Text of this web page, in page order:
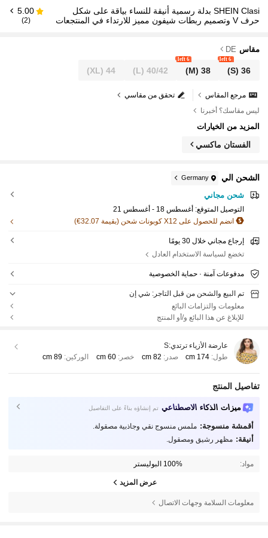
SHEIN Clasi بدلة رسمية أنيقة للنساء بياقة على شكل
حرف V وتصميم ربطات شيفون مميز للارتداء في المنتجعات
5.00
(2)
مقاس DE
36
(S)
6 left
38
(M)
6 left
40/42
(L)
44
(XL)
تحقق من مقاسي
مرجع المقاس
ليس مقاسك؟ أخبرنا
المزيد من الخيارات
الفستان ماكسي
الشحن الي Germany
شحن مجاني
التوصيل المتوقع: أغسطس 18 - أغسطس 21
انضم للحصول على X12 كوبونات شحن (بقيمة 32.07€)
إرجاع مجاني خلال 30 يومًا
تخضع لسياسة الاستخدام العادل
مدفوعات آمنة · حماية الخصوصية
تم البيع والشحن من قبل التاجر: شي إن
معلومات والتزامات البائع
للإبلاغ عن هذا البائع و/أو المنتج
عارضة الأزياء ترتدي:S
طول: 174 cm صدر: 82 cm خصر: 60 cm الوركين: 89 cm
تفاصيل المنتج
ميزات الذكاء الاصطناعي تم إنشاؤه بناءً على التفاصيل
أقمشة منسوجة: ملمس منسوج نقي وجاذبية مصقولة.
أنيقة: مظهر رشيق ومصقول.
مواد: 100% البوليستر
عرض المزيد
معلومات السلامة وجهات الاتصال